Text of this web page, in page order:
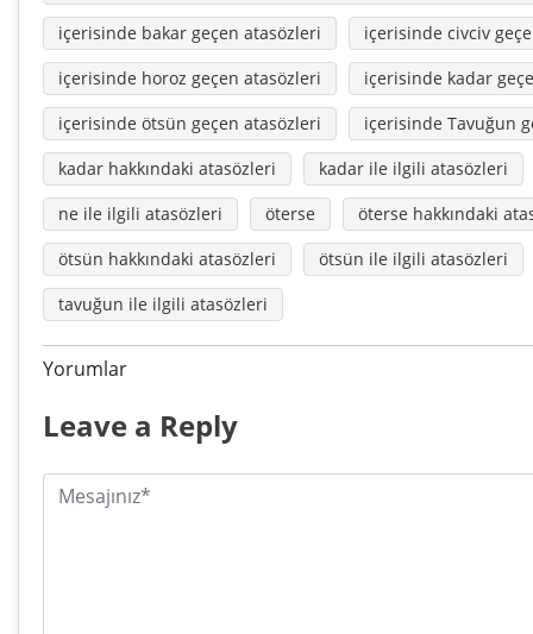
içerisinde bakar geçen atasözleri
içerisinde civciv
içerisinde horoz geçen atasözleri
içerisinde kadar
içerisinde ötsün geçen atasözleri
içerisinde Tavuğun
kadar hakkındaki atasözleri
kadar ile ilgili atasözleri
ne ile ilgili atasözleri
öterse
öterse hakkındaki
ötsün hakkındaki atasözleri
ötsün ile ilgili atasözleri
tavuğun ile ilgili atasözleri
Yorumlar
Leave a Reply